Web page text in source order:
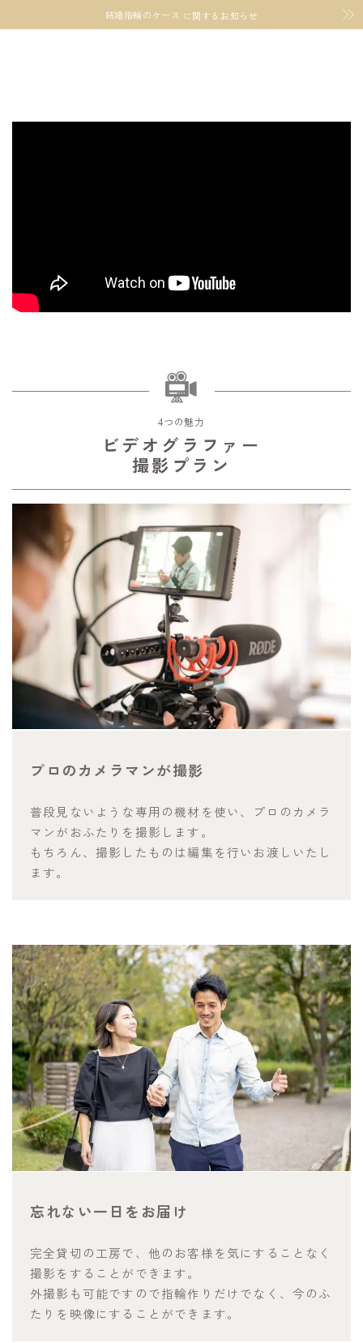
結婚指輪のケース に関するお知らせ
4つの魅力
ビデオグラファー
撮影プラン
プロのカメラマンが撮影
普段見ないような専用の機材を使い、プロのカメラ
マンがおふたりを撮影します。
もちろん、撮影したものは編集を行いお渡しいたし
ます。
忘れない一日をお届け
完全貸切の工房で、他のお客様を気にすることなく
撮影をすることができます。
外撮影も可能ですので指輪作りだけでなく、今のふ
たりを映像にすることができます。